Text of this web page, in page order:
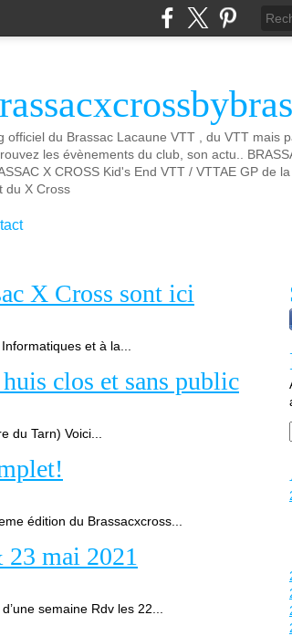
officiel du Brassac Lacaune VTT , du VTT mais
les évènements du club, son actu..
X CROSS Kid's End VTT / VTTAE GP de
du X Cross
X Cross sont ici
et à la...
clos et sans public
du Tarn) Voici...
édition du Brassacxcross...
23 mai 2021
semaine Rdv les 22...